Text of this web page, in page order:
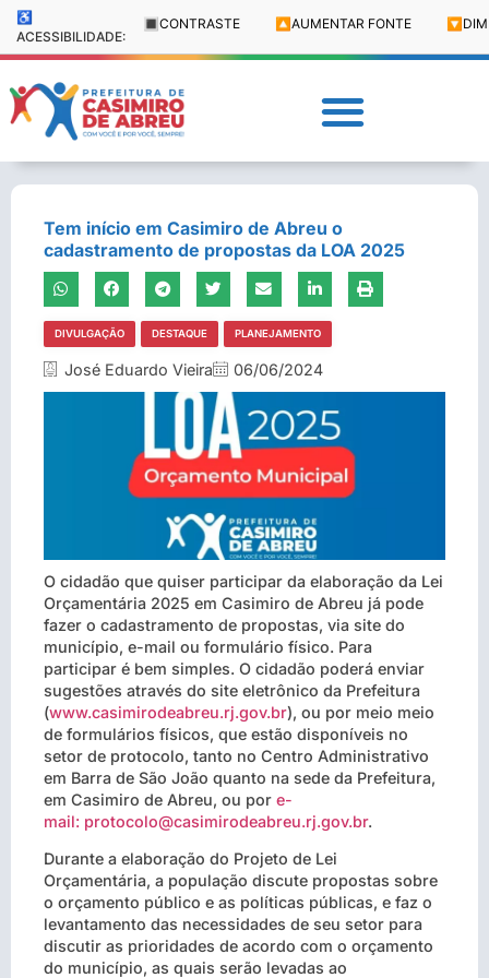
♿
ACESSIBILIDADE:
🔳 CONTRASTE 🔼 AUMENTAR FONTE 🔽
Tem início em Casimiro de Abreu o
cadastramento de propostas da LOA 2025
DIVULGAÇÃO DESTAQUE PLANEJAMENTO
José Eduardo Vieira 06/06/2024
O cidadão que quiser participar da elaboração da Lei
Orçamentária 2025 em Casimiro de Abreu já pode
fazer o cadastramento de propostas, via site do
município, e-mail ou formulário físico. Para
participar é bem simples. O cidadão poderá enviar
sugestões através do site eletrônico da Prefeitura
(www.casimirodeabreu.rj.gov.br), ou por meio meio
de formulários físicos, que estão disponíveis no
setor de protocolo, tanto no Centro Administrativo
em Barra de São João quanto na sede da Prefeitura,
em Casimiro de Abreu, ou por e-
mail: protocolo@casimirodeabreu.rj.gov.br.
Durante a elaboração do Projeto de Lei
Orçamentária, a população discute propostas sobre
o orçamento público e as políticas públicas, e faz o
levantamento das necessidades de seu setor para
discutir as prioridades de acordo com o orçamento
do município, as quais serão levadas ao